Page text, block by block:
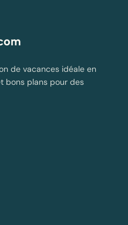
de vacances idéale en
bons plans pour des